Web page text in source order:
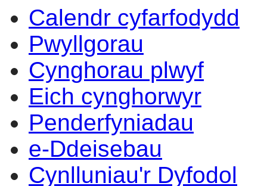
Calendr cyfarfodydd
Pwyllgorau
Cynghorau plwyf
Eich cynghorwyr
Penderfyniadau
e-Ddeisebau
Cynlluniau'r Dyfodol
14:00
14:00
14:00
14:00
14:00
14:00
14:00
14:00
09:30
17:00
14:00